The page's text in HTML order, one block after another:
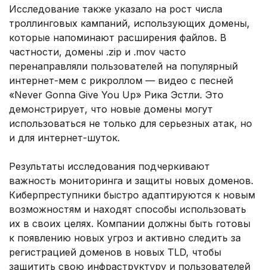
Исследование также указало на рост числа
троллинговых кампаний, использующих домены,
которые напоминают расширения файлов. В
частности, домены .zip и .mov часто
перенаправляли пользователей на популярный
интернет-мем с рикроллом — видео с песней
«Never Gonna Give You Up» Рика Эстли. Это
демонстрирует, что новые домены могут
использоваться не только для серьезных атак, но
и для интернет-шуток.
Результаты исследования подчеркивают
важность мониторинга и защиты новых доменов.
Киберпреступники быстро адаптируются к новым
возможностям и находят способы использовать
их в своих целях. Компании должны быть готовы
к появлению новых угроз и активно следить за
регистрацией доменов в новых TLD, чтобы
защитить свою инфраструктуру и пользователей